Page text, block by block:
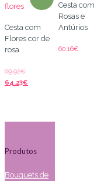
Cesta com
Flores cor de
rosa
69.92€
64.23€
Cesta com
Rosas e
Antúrios
60.16€
Produtos
Bouquets de